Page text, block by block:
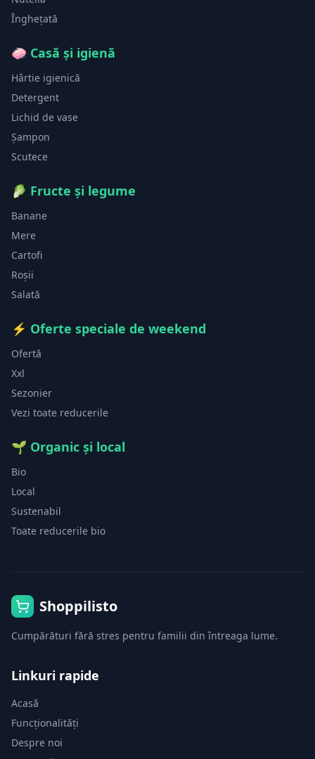
Înghețată
🧼 Casă și igienă
Hârtie igienică
Detergent
Lichid de vase
Șampon
Scutece
🥬 Fructe și legume
Banane
Mere
Cartofi
Roșii
Salată
⚡ Oferte speciale de weekend
Ofertă
Xxl
Sezonier
Vezi toate reducerile
🌱 Organic și local
Bio
Local
Sustenabil
Toate reducerile bio
Shoppilisto
Cumpărături fără stres pentru familii din întreaga lume.
Linkuri rapide
Acasă
Funcționalități
Despre noi